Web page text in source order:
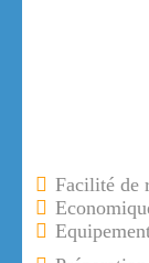
de boeuf au
Facilité de